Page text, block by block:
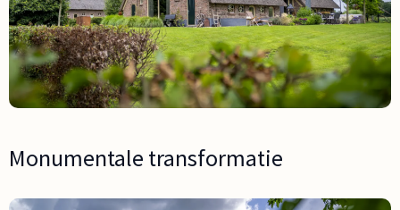
Monumentale transformatie